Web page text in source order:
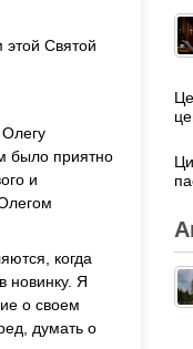
этой Святой
было приятно
и
когда
новинку. Я
о своем
думать о